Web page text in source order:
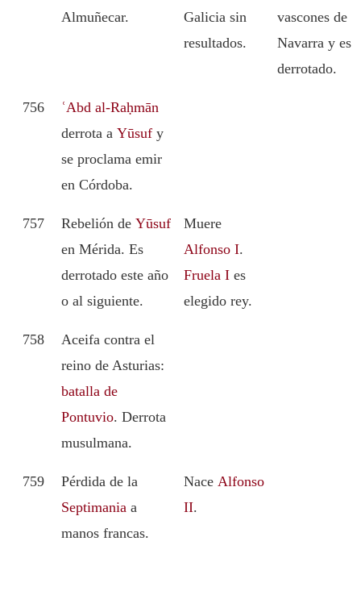
Almuñecar.
Galicia sin
resultados.
vascones de
Navarra y es
derrotado.
756
ʿAbd al-Raḥmān
derrota a Yūsuf y
se proclama emir
en Córdoba.
757 Rebelión de Yūsuf
en Mérida. Es
derrotado este año
o al siguiente.
Muere
Alfonso I.
Fruela I es
elegido rey.
758
Aceifa contra el
reino de Asturias:
batalla de
Pontuvio. Derrota
musulmana.
759
Pérdida de la
Septimania a
manos francas.
Nace Alfonso
II.